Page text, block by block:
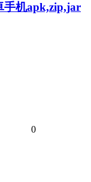
手机apk,zip,jar
0